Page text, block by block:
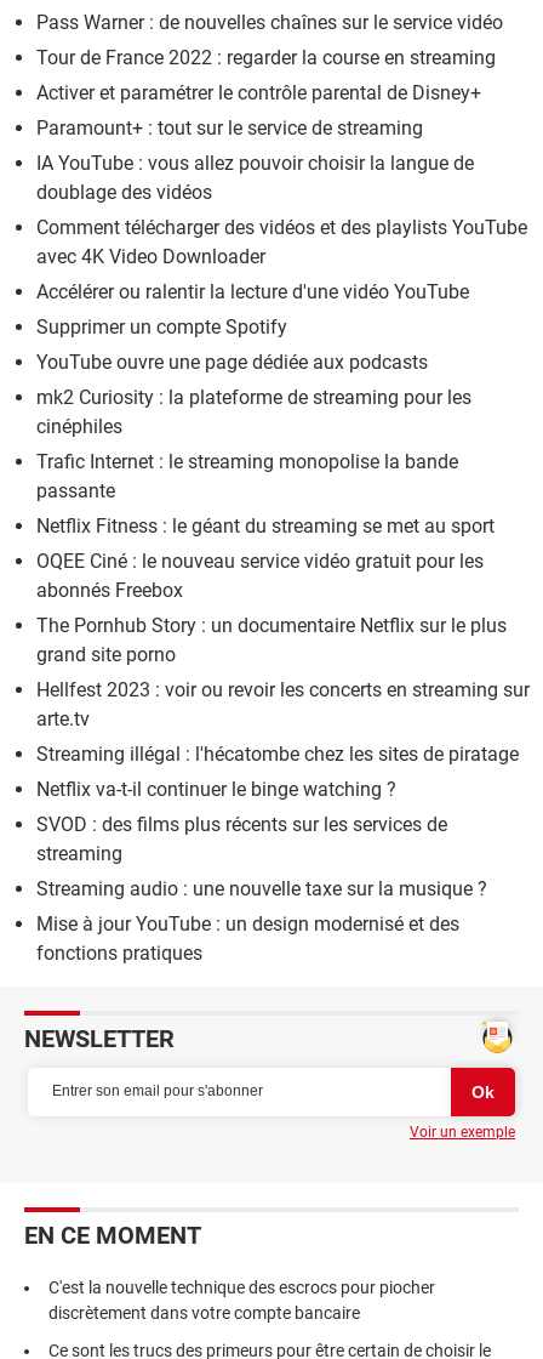
Pass Warner : de nouvelles chaînes sur le service vidéo
Tour de France 2022 : regarder la course en streaming
Activer et paramétrer le contrôle parental de Disney+
Paramount+ : tout sur le service de streaming
IA YouTube : vous allez pouvoir choisir la langue de
doublage des vidéos
Comment télécharger des vidéos et des playlists YouTube
avec 4K Video Downloader
Accélérer ou ralentir la lecture d'une vidéo YouTube
Supprimer un compte Spotify
YouTube ouvre une page dédiée aux podcasts
mk2 Curiosity : la plateforme de streaming pour les
cinéphiles
Trafic Internet : le streaming monopolise la bande
passante
Netflix Fitness : le géant du streaming se met au sport
OQEE Ciné : le nouveau service vidéo gratuit pour les
abonnés Freebox
The Pornhub Story : un documentaire Netflix sur le plus
grand site porno
Hellfest 2023 : voir ou revoir les concerts en streaming sur
arte.tv
Streaming illégal : l'hécatombe chez les sites de piratage
Netflix va-t-il continuer le binge watching ?
SVOD : des films plus récents sur les services de
streaming
Streaming audio : une nouvelle taxe sur la musique ?
Mise à jour YouTube : un design modernisé et des
fonctions pratiques
NEWSLETTER
Voir un exemple
EN CE MOMENT
C'est la nouvelle technique des escrocs pour piocher
discrètement dans votre compte bancaire
Ce sont les trucs des primeurs pour être certain de choisir le